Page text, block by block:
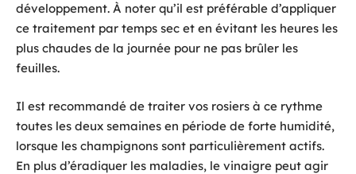
développement. À noter qu’il est préférable d’appliquer
ce traitement par temps sec et en évitant les heures les
plus chaudes de la journée pour ne pas brûler les
feuilles.
Il est recommandé de traiter vos rosiers à ce rythme
toutes les deux semaines en période de forte humidité,
lorsque les champignons sont particulièrement actifs.
En plus d’éradiquer les maladies, le vinaigre peut agir